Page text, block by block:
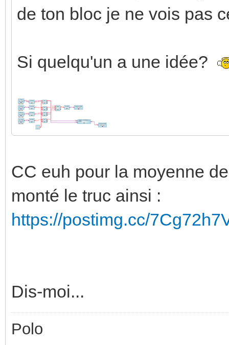
de ton bloc je ne vois pas
Si quelqu'un a une idée?
CC euh pour la moyenne
monté le truc ainsi :
https://postimg.cc/
Dis-moi...
Polo